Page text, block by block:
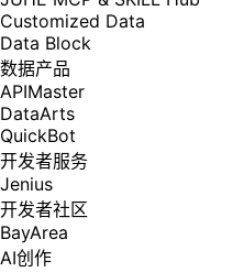
Customized Data
Data Block
数据产品
APIMaster
DataArts
QuickBot
开发者服务
Jenius
开发者社区
BayArea
AI创作